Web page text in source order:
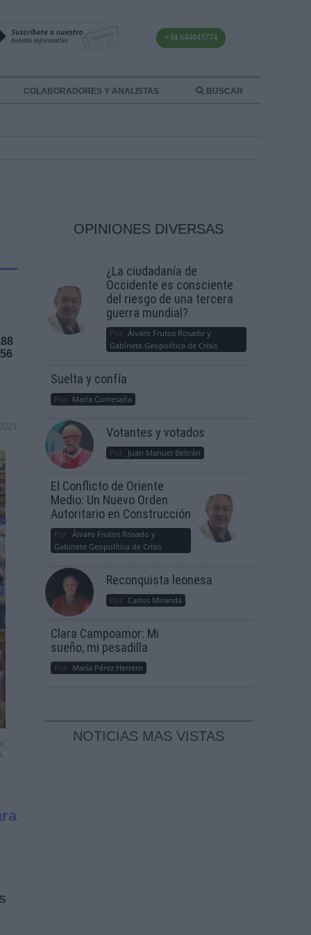
+34 644043774
COLABORADORES Y ANALISTAS BUSCAR
OPINIONES DIVERSAS
¿La ciudadanía de
Occidente es consciente
del riesgo de una tercera
guerra mundial?
Por Álvaro Frutos Rosado y
Gabinete Geopolítica de Crisis
Suelta y confía
Por María Comesaña
Votantes y votados
Por Juan Manuel Beltrán
El Conflicto de Oriente
Medio: Un Nuevo Orden
Autoritario en Construcción
Por Álvaro Frutos Rosado y
Gabinete Geopolítica de Crisis
Reconquista leonesa
Por Carlos Miranda
Clara Campoamor: Mi
sueño, mi pesadilla
Por María Pérez Herrero
NOTICIAS MAS VISTAS